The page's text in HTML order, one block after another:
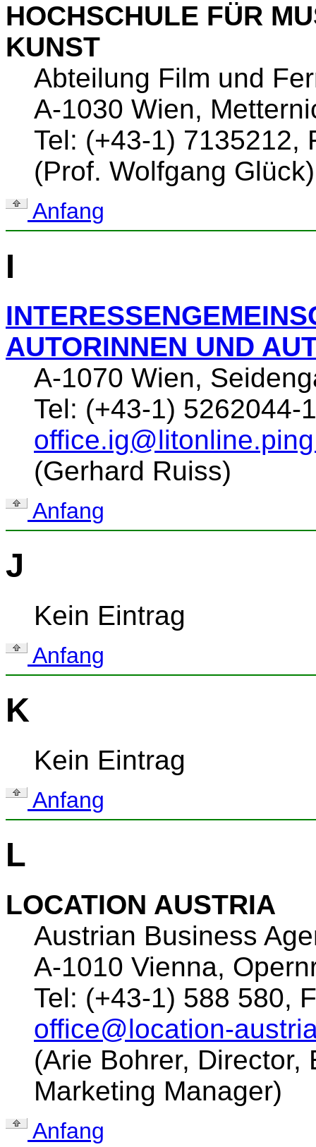
HOCHSCHULE FÜR
KUNST
Abteilung Film und
A-1030 Wien,
Tel: (+43-1) 7135212,
(Prof. Wolfgang Glück)
Anfang
I
AUTORINNEN UND
A-1070 Wien,
Tel: (+43-1) 5262044-
(Gerhard Ruiss)
Anfang
J
Kein Eintrag
Anfang
K
Kein Eintrag
Anfang
L
LOCATION AUSTRIA
Austrian Business
A-1010 Vienna,
Tel: (+43-1) 588 580,
office@location-
(Arie Bohrer, Director,
Marketing Manager)
Anfang